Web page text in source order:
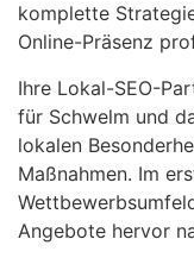
komplette
Online-Präsenz
Ihre Lokal-SEO-
für Schwelm und
lokalen
Maßnahmen. Im
Angebote hervor